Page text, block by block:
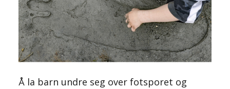
Å la barn undre seg over fotsporet og